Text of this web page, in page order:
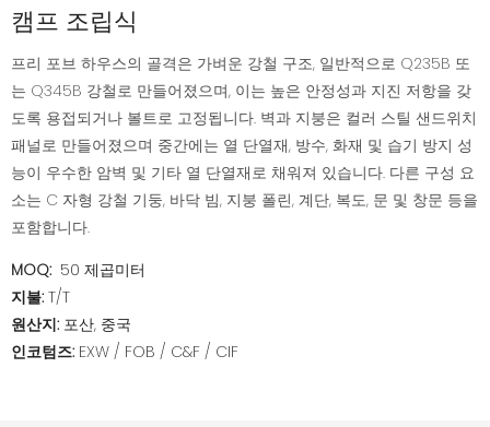
캠프 조립식
프리 포브 하우스의 골격은 가벼운 강철 구조, 일반적으로 Q235B 또
는 Q345B 강철로 만들어졌으며, 이는 높은 안정성과 지진 저항을 갖
도록 용접되거나 볼트로 고정됩니다. 벽과 지붕은 컬러 스틸 샌드위치
패널로 만들어졌으며 중간에는 열 단열재, 방수, 화재 및 습기 방지 성
능이 우수한 암벽 및 기타 열 단열재로 채워져 있습니다. 다른 구성 요
소는 C 자형 강철 기둥, 바닥 빔, 지붕 폴린, 계단, 복도, 문 및 창문 등을
포함합니다.
MOQ: 50 제곱미터
지불: T/T
원산지: 포산, 중국
인코텀즈: EXW / FOB / C&F / CIF